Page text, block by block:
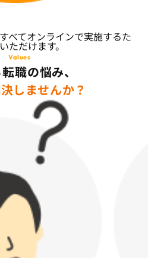
べてオンラインで実施するた
ただけます。
Values
職の悩み、
しませんか？